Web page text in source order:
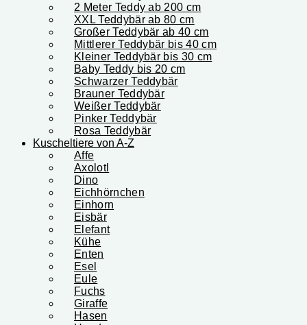
2 Meter Teddy ab 200 cm
XXL Teddybär ab 80 cm
Großer Teddybär ab 40 cm
Mittlerer Teddybär bis 40 cm
Kleiner Teddybär bis 30 cm
Baby Teddy bis 20 cm
Schwarzer Teddybär
Brauner Teddybär
Weißer Teddybär
Pinker Teddybär
Rosa Teddybär
Kuscheltiere von A-Z
Affe
Axolotl
Dino
Eichhörnchen
Einhorn
Eisbär
Elefant
Kühe
Enten
Esel
Eule
Fuchs
Giraffe
Hasen